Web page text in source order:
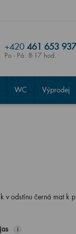
+420 461 653 937
Po - Pá: 8-17 hod.
WC Výprodej
v odstínu černá mat k
i